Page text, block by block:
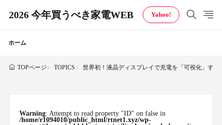
2026 今年買うべき家電WEB Yahoo!
ホーム
TOPページ TOPICS 世界初！液晶ディスプレイで充電を「可視化」する
Warning: Attempt to read property "ID" on false in
/home/r1094010/public_html/rtnet1.xyz/wp-